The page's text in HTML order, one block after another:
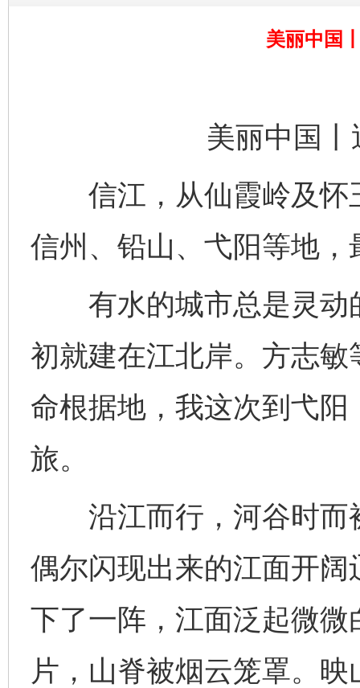
美丽中国
美丽中国
信江，从仙霞岭及怀
信州、铅山、弋阳等地
有水的城市总是灵动
初就建在江北岸。方志
命根据地，我这次到弋
旅。
沿江而行，河谷时而
偶尔闪现出来的江面开
下了一阵，江面泛起微
片，山脊被烟云笼罩。